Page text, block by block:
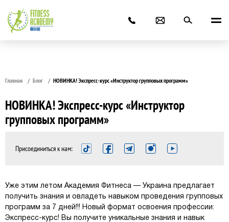
Главная Блог НОВИНКА! Экспресс-курс «Инструктор групповых программ»
НОВИНКА! Экспресс-курс «Инструктор
групповых программ»
Присоединиться к нам:
Уже этим летом Академия Фитнеса — Украина предлагает
получить знания и овладеть навыком проведения групповых
программ за 7 дней!!! Новый формат освоения профессии:
Экспресс-курс! Вы получите уникальные знания и навык